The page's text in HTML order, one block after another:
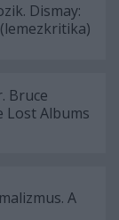
Dismay:
Bruce
Lost Albums
A